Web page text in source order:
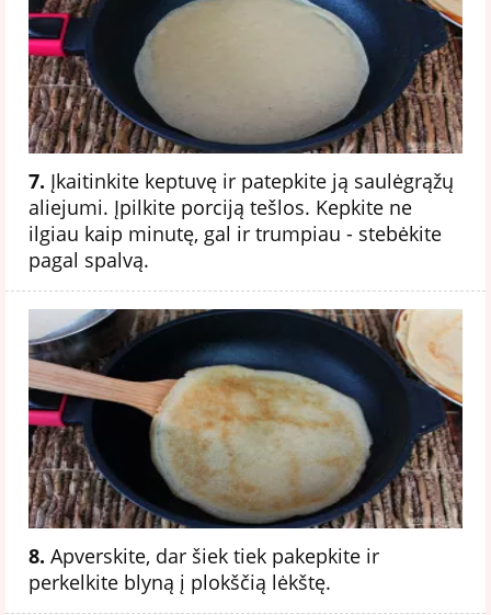
7. Įkaitinkite keptuvę ir patepkite ją saulėgrąžų
aliejumi. Įpilkite porciją tešlos. Kepkite ne
ilgiau kaip minutę, gal ir trumpiau - stebėkite
pagal spalvą.
8. Apverskite, dar šiek tiek pakepkite ir
perkelkite blyną į plokščią lėkštę.